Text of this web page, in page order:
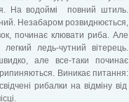
На водоймі повний штиль.
Незабаром розвиднюється,
починає клювати риба. Але
ледь-чутний вітерець.
але все-таки починає
Виникає питання:
рибалки на відміну від